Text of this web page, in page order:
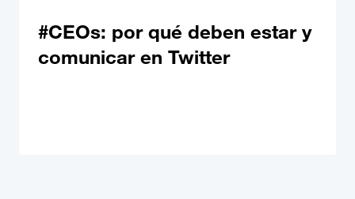
#CEOs: por qué deben estar y
comunicar en Twitter